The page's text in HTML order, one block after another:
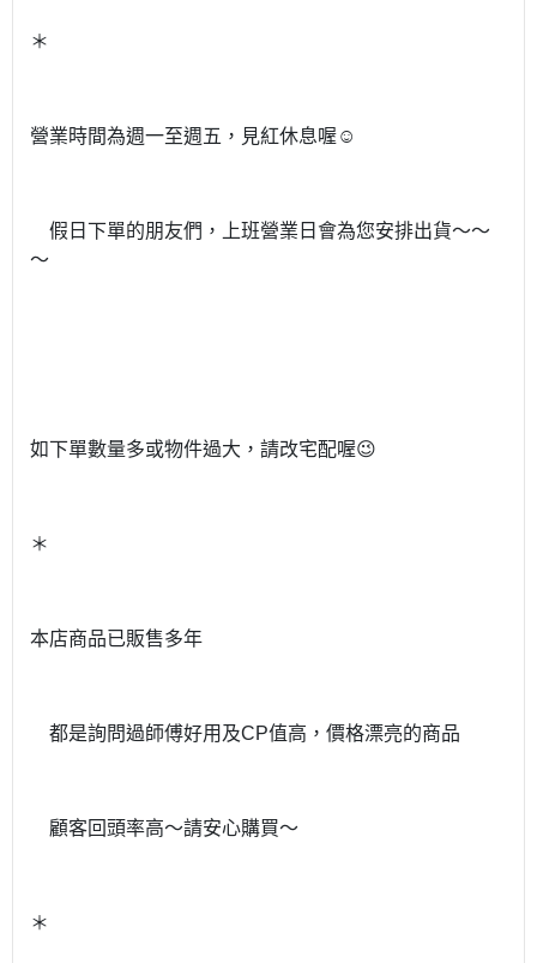
＊
營業時間為週一至週五，見紅休息喔☺
假日下單的朋友們，上班營業日會為您安排出貨～～
～
如下單數量多或物件過大，請改宅配喔😉
＊
本店商品已販售多年
都是詢問過師傅好用及CP值高，價格漂亮的商品
顧客回頭率高～請安心購買～
＊